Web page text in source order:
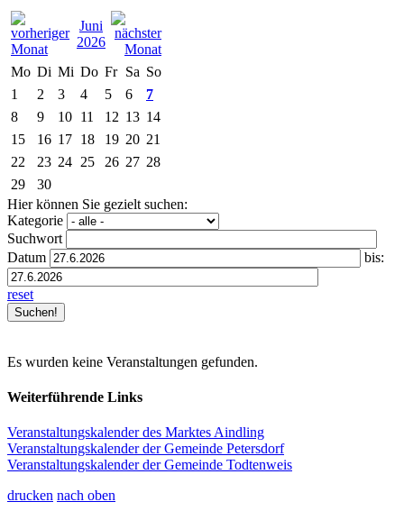
Juni
2026
Mo Di Mi Do Fr Sa So
1
2 3 4 5 6
7
8
9 10 11 12 13 14
15
16 17 18 19 20 21
22
23 24 25 26 27 28
29
30
Hier können Sie gezielt suchen:
Kategorie
Suchwort
Datum
bis:
reset
Es wurden keine Veranstaltungen gefunden.
Weiterführende Links
Veranstaltungskalender des Marktes Aindling
Veranstaltungskalender der Gemeinde Petersdorf
Veranstaltungskalender der Gemeinde Todtenweis
drucken nach oben